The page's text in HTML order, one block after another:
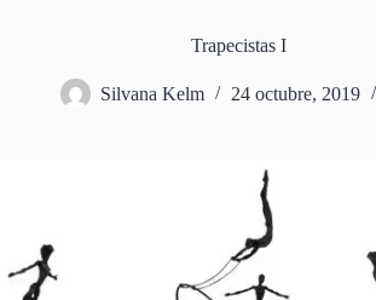
Trapecistas I
Silvana Kelm 24 octubre, 2019